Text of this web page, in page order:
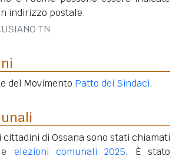
indirizzo postale.
TN
del Movimento Patto dei Sindaci.
cittadini di Ossana sono stati chiamati
elezioni comunali 2025. È stato